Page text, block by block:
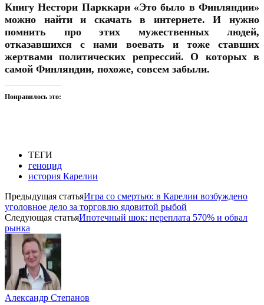
Книгу Нестори Парккари «Это было в Финляндии»
можно найти и скачать в интернете. И нужно
помнить про этих мужественных людей,
отказавшихся с нами воевать и тоже ставших
жертвами политических репрессий. О которых в
самой Финляндии, похоже, совсем забыли.
Понравилось это:
ТЕГИ
геноцид
история Карелии
Предыдущая статьяИгра со смертью: в Карелии возбуждено
уголовное дело за торговлю ядовитой рыбой
Следующая статьяИпотечный шок: переплата 570% и обвал
рынка
Александр Степанов